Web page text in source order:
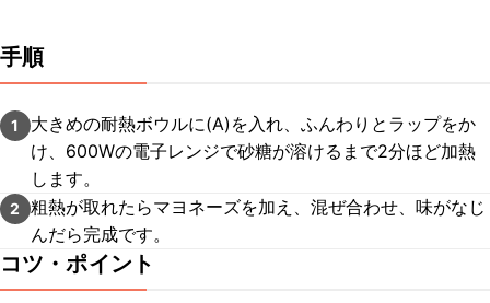
手順
1
大きめの耐熱ボウルに(A)を入れ、ふんわりとラップをか
け、600Wの電子レンジで砂糖が溶けるまで2分ほど加熱
します。
2
粗熱が取れたらマヨネーズを加え、混ぜ合わせ、味がなじ
んだら完成です。
コツ・ポイント